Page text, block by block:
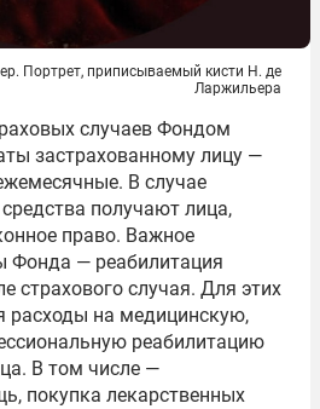
Портрет, приписываемый кисти Н. де
Ларжильера
случаев Фондом
застрахованному лицу —
В случае
получают лица,
право. Важное
Фонда — реабилитация
страхового случая. Для этих
расходы на медицинскую,
реабилитацию
В том числе —
покупка лекарственных